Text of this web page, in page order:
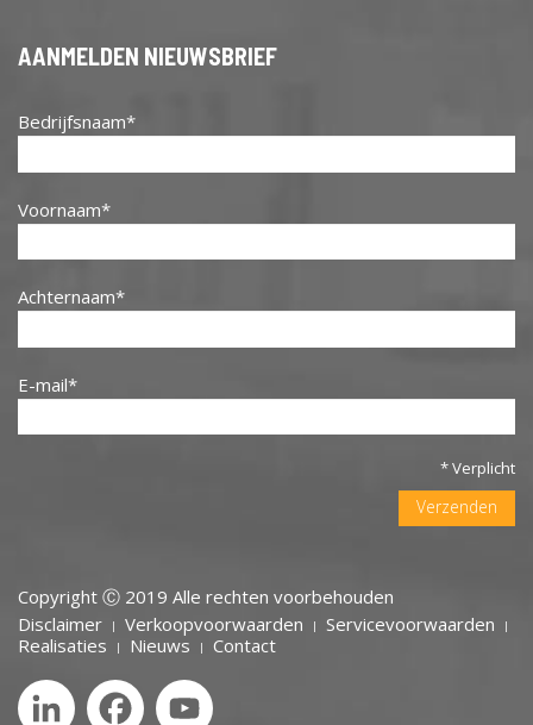
AANMELDEN NIEUWSBRIEF
Bedrijfsnaam
Voornaam
Achternaam
E-mail
* Verplicht
Verzenden
Copyright Ⓒ 2019 Alle rechten voorbehouden
MENU
Disclaimer Verkoopvoorwaarden
Servicevoorwaarden
Realisaties
Nieuws Contact